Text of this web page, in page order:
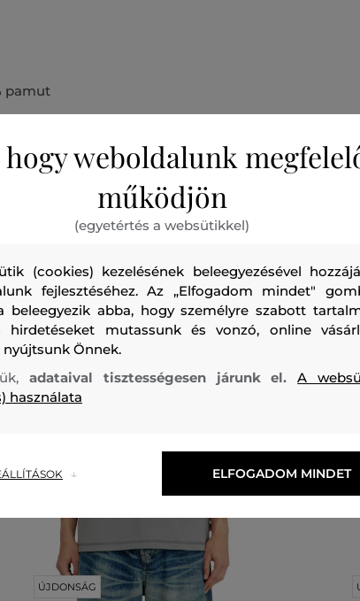
pamut
Ajánlott termékek
ÚJDONSÁG
weboldalunk
működjön
(egyetértés a websütikkel)
(cookies) kezelésének beleegyezésével
fejlesztéséhez. Az „Elfogadom mindet"
beleegyezik abba, hogy személyre szabott
hirdetéseket mutassunk és vonzó, online
Önnek.
adataival tisztességesen járunk el.A
használata
ELFOGADOM MINDET